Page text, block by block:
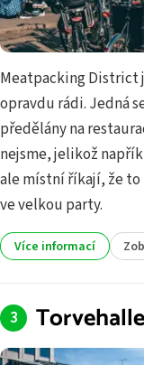
Meatpacking
opravdu rádi. Jedná
předělány na
nejsme, jelikož
ale místní říkají, že
ve velkou party.
Více informací